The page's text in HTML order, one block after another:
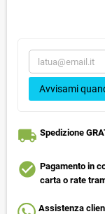
Avvisami
local_shipping Spedizione
check_circle Pagamento in
carta o rate
Assistenza